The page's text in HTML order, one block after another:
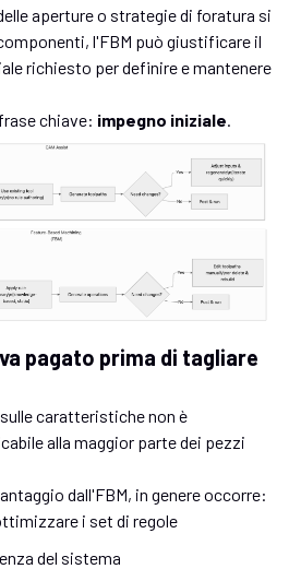
aperture o strategie di foratura si
l'FBM può giustificare il
richiesto per definire e mantenere
chiave: impegno iniziale
pagato prima di tagliare
caratteristiche non è
alla maggior parte dei pezzi
dall'FBM, in genere occorre:
i set di regole
del sistema